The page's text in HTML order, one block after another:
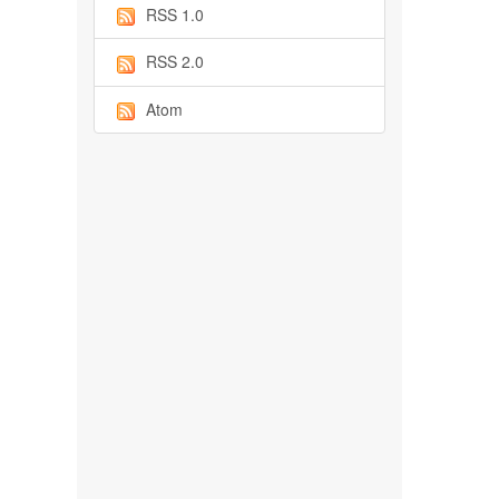
RSS 1.0
RSS 2.0
Atom